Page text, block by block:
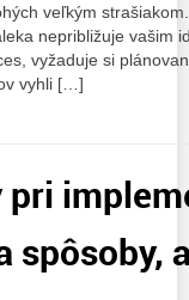
veľkým
nepribližuje vašim
vyžaduje si
vyhli […]
pri
spôsoby,